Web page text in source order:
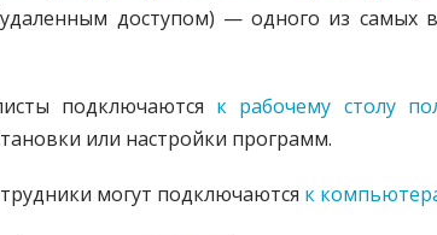
доступом) — одного из самых
подключаются к рабочему столу
или настройки программ.
могут подключаются к